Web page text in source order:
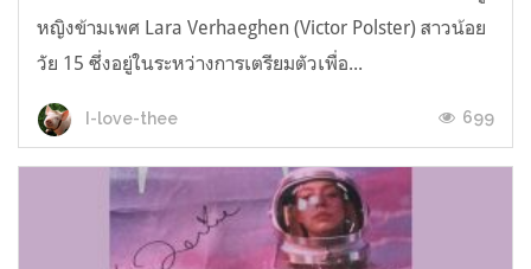
หญิงข้ามเพศ Lara Verhaeghen (Victor Polster) สาวน้อย
วัย 15 ซึ่งอยู่ในระหว่างการเตรียมตัวเพื่อ...
I-love-thee 699